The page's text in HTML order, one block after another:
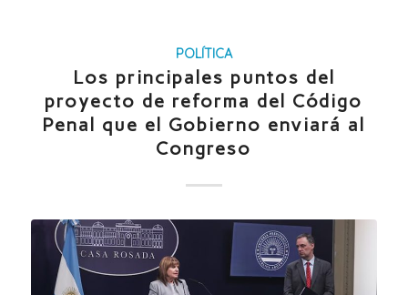
POLÍTICA
Los principales puntos del
proyecto de reforma del Código
Penal que el Gobierno enviará al
Congreso